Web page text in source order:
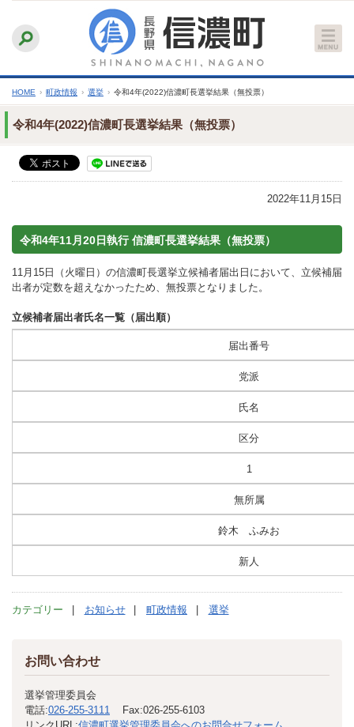
文
へ
ふりがなをつける
文字サイズ
縮小 標準 拡大
HOME › 町政情報 › 選挙 › 令和4年(2022)信濃町長選挙結果（無投票）
令和4年(2022)信濃町長選挙結果（無投票）
2022年11月15日
令和4年11月20日執行 信濃町長選挙結果（無投票）
11月15日（火曜日）の信濃町長選挙立候補者届出日において、立候補届
出者が定数を超えなかったため、無投票となりました。
立候補者届出者氏名一覧（届出順）
届出番号
党派
氏名
区分
1
無所属
鈴木 ふみお
新人
カテゴリー お知らせ 町政情報 選挙
お問い合わせ
選挙管理委員会
電話:026-255-3111 Fax:026-255-6103